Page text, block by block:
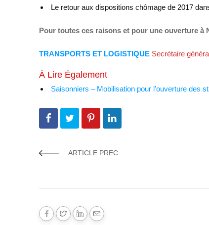
Le retour aux dispositions chômage de 2017
Pour toutes ces raisons et pour une ouverture
TRANSPORTS ET LOGISTIQUE Secrétaire
À Lire Également
Saisonniers – Mobilisation pour l’ouverture des
ARTICLE PREC